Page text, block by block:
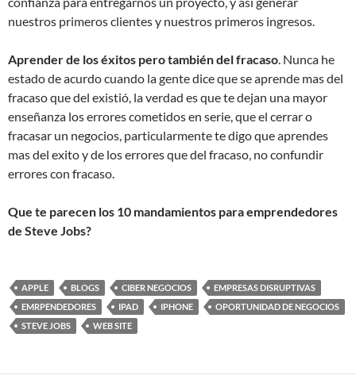
nuestros primeros clientes y nuestros primeros ingresos.
Aprender de los éxitos pero también del fracaso. Nunca he
estado de acurdo cuando la gente dice que se aprende mas del
fracaso que del existió, la verdad es que te dejan una mayor
enseñanza los errores cometidos en serie, que el cerrar o
fracasar un negocios, particularmente te digo que aprendes
mas del exito y de los errores que del fracaso, no confundir
errores con fracaso.
Que te parecen los 10 mandamientos para emprendedores
de Steve Jobs?
APPLE BLOGS CIBER NEGOCIOS
EMPRESAS DISRUPTIVAS
EMRPENDEDORES
IPAD IPHONE
OPORTUNIDAD DE NEGOCIOS
STEVE JOBS
WEB SITE